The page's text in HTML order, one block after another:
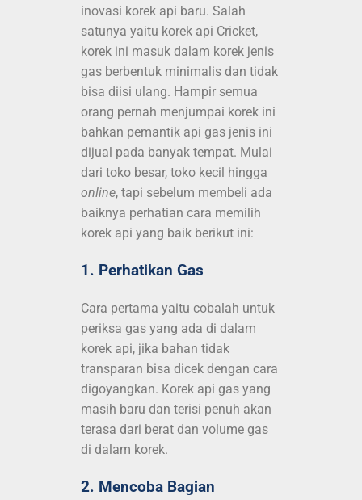
inovasi korek api baru. Salah
satunya yaitu korek api Cricket,
korek ini masuk dalam korek jenis
gas berbentuk minimalis dan tidak
bisa diisi ulang. Hampir semua
orang pernah menjumpai korek ini
bahkan pemantik api gas jenis ini
dijual pada banyak tempat. Mulai
dari toko besar, toko kecil hingga
online, tapi sebelum membeli ada
baiknya perhatian cara memilih
korek api yang baik berikut ini:
1. Perhatikan Gas
Cara pertama yaitu cobalah untuk
periksa gas yang ada di dalam
korek api, jika bahan tidak
transparan bisa dicek dengan cara
digoyangkan. Korek api gas yang
masih baru dan terisi penuh akan
terasa dari berat dan volume gas
di dalam korek.
2. Mencoba Bagian